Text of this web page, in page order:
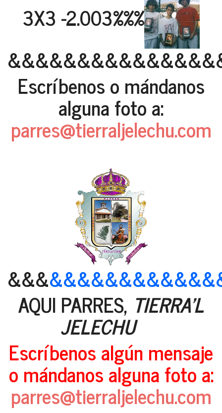
3X3 -2.003%%%
Escríbenos o mándanos
alguna foto a:
parres@tierraljelechu.com
&&&
AQUI PARRES, TIERRA'L
JELECHU
Escríbenos algún mensaje
o mándanos alguna foto a:
parres@tierraljelechu.com